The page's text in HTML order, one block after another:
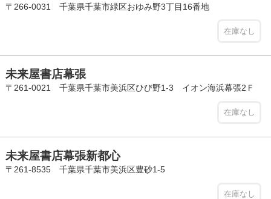
〒266-0031 千葉県千葉市緑区おゆみ野3丁目16番地
在庫なし
未来屋書店幕張
〒261-0021 千葉県千葉市美浜区ひび野1-3 イオン海浜幕張2Ｆ
在庫なし
未来屋書店幕張新都心
〒261-8535 千葉県千葉市美浜区豊砂1-5
在庫なし